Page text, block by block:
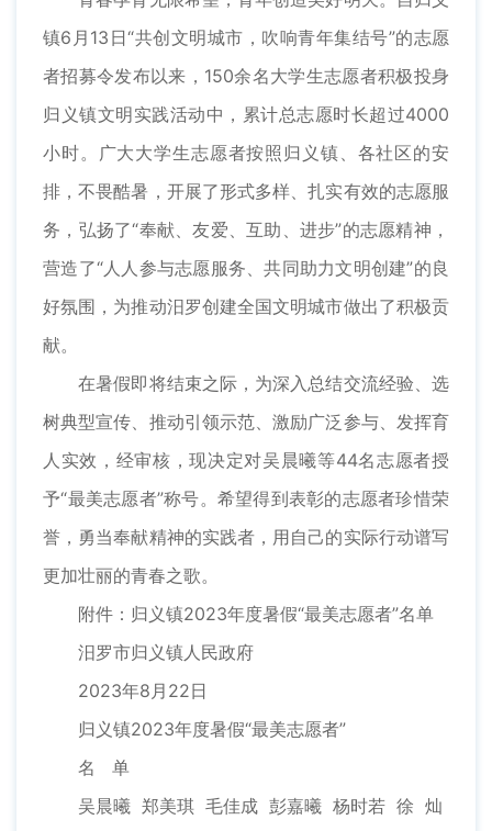
镇6月13日“共创文明城市，吹响青年集结号”的志愿
者招募令发布以来，150余名大学生志愿者积极投身
归义镇文明实践活动中，累计总志愿时长超过4000
小时。广大大学生志愿者按照归义镇、各社区的安
排，不畏酷暑，开展了形式多样、扎实有效的志愿服
务，弘扬了“奉献、友爱、互助、进步”的志愿精神，
营造了“人人参与志愿服务、共同助力文明创建”的良
好氛围，为推动汨罗创建全国文明城市做出了积极贡
献。
在暑假即将结束之际，为深入总结交流经验、选
树典型宣传、推动引领示范、激励广泛参与、发挥育
人实效，经审核，现决定对吴晨曦等44名志愿者授
予“最美志愿者”称号。希望得到表彰的志愿者珍惜荣
誉，勇当奉献精神的实践者，用自己的实际行动谱写
更加壮丽的青春之歌。
附件：归义镇2023年度暑假“最美志愿者”名单
汨罗市归义镇人民政府
2023年8月22日
归义镇2023年度暑假“最美志愿者”
名 单
吴晨曦 郑美琪 毛佳成 彭嘉曦 杨时若 徐 灿